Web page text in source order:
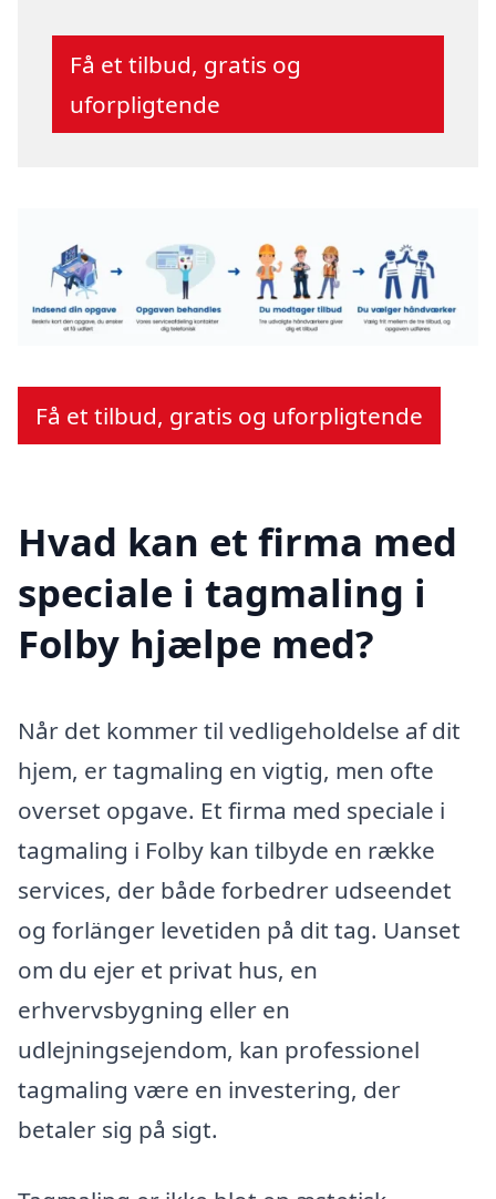
Få et tilbud, gratis og
uforpligtende
Få et tilbud, gratis og uforpligtende
Hvad kan et firma med
speciale i tagmaling i
Folby hjælpe med?
Når det kommer til vedligeholdelse af dit
hjem, er tagmaling en vigtig, men ofte
overset opgave. Et firma med speciale i
tagmaling i Folby kan tilbyde en række
services, der både forbedrer udseendet
og forlänger levetiden på dit tag. Uanset
om du ejer et privat hus, en
erhvervsbygning eller en
udlejningsejendom, kan professionel
tagmaling være en investering, der
betaler sig på sigt.